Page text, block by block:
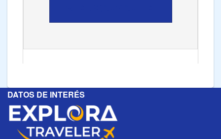
DATOS DE INTERÉS